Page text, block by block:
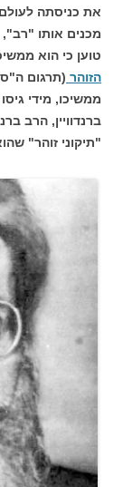
את כניסתה
מכנים אותו
טוען כי הוא
הזוהר (תרגום
ממשיכו, מידי
ברנדוויין, הרב
"תיקוני זוהר"